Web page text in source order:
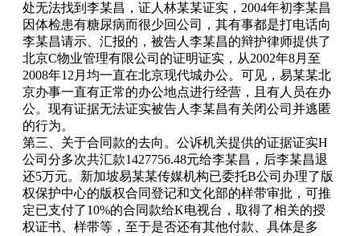
处无法找到李某昌，证人林某某证实，2004年初李某昌
因体检患有糖尿病而很少回公司，其有事都是打电话向
李某昌请示、汇报的，被告人李某昌的辩护律师提供了
北京C物业管理有限公司的证明证实，从2002年8月至
2008年12月均一直在北京现代城办公。可见，易某某北
京办事一直有正常的办公地点进行经营，且有人员在办
公。现有证据无法证实被告人李某昌有关闭公司并逃匿
的行为。
第三、关于合同款的去向。公诉机关提供的证据证实H
公司分多次共汇款1427756.48元给李某昌，后李某昌退
还5万元。新加坡易某某传媒机构已委托B公司办理了版
权保护中心的版权合同登记和文化部的样带审批，可推
定已支付了10%的合同款给K电视台，取得了相关的授
权证书、样带等，至于是否还有其他付款、具体是多